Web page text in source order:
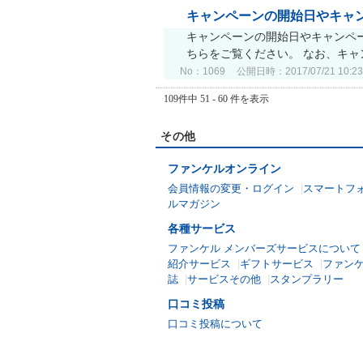
キャンペーンの開始日やキャ
キャンペーンの開始日やキャン
ちらをご覧ください。 なお、キ
No：1069 公開日時：2017/07/21 10:23
109件中 51 - 60 件を表示
その他
ファンケルオンライン
会員情報の変更・ログイン
スマートフ
ルマガジン
各種サービス
ファンケル メンバーズサービスについて
紹介サービス
ギフトサービス
ファン
誌
サービスその他 スタンプラリー
口コミ投稿
口コミ投稿について